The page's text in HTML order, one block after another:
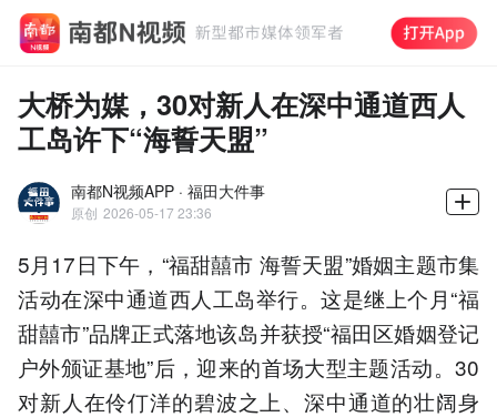
大桥为媒，30对新人在深中通道西人
工岛许下“海誓天盟”
南都N视频APP · 福田大件事
原创 2026-05-17 23:36
5月17日下午，“福甜囍市 海誓天盟”婚姻主题市集
活动在深中通道西人工岛举行。这是继上个月“福
甜囍市”品牌正式落地该岛并获授“福田区婚姻登记
户外颁证基地”后，迎来的首场大型主题活动。30
对新人在伶仃洋的碧波之上、深中通道的壮阔身